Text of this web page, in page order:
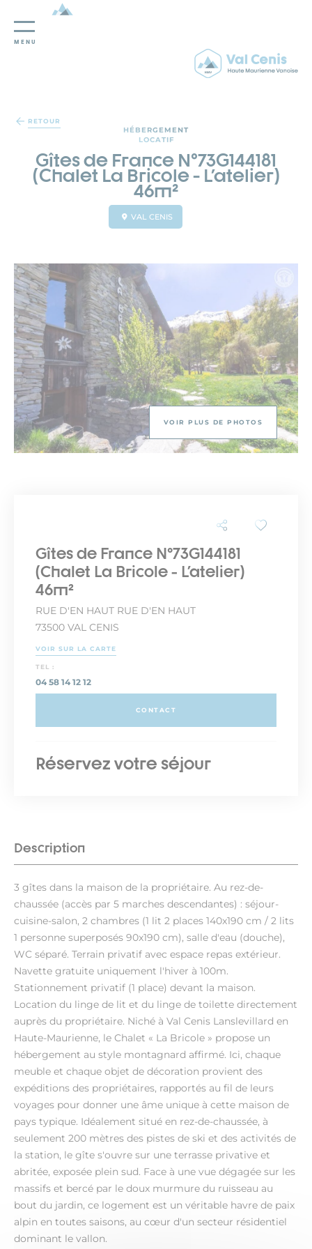
MENU
RETOUR
HÉBERGEMENT
LOCATIF
Gîtes de France N°73G144181
(Chalet La Bricole - L'atelier)
46m²
VAL CENIS
VOIR PLUS DE PHOTOS
Description
3 gîtes dans la maison de la propriétaire. Au rez-de-
chaussée (accès par 5 marches descendantes) : séjour-
cuisine-salon, 2 chambres (1 lit 2 places 140x190 cm / 2 lits
1 personne superposés 90x190 cm), salle d'eau (douche),
WC séparé. Terrain privatif avec espace repas extérieur.
Navette gratuite uniquement l'hiver à 100m.
Stationnement privatif (1 place) devant la maison.
Location du linge de lit et du linge de toilette directement
auprès du propriétaire. Niché à Val Cenis Lanslevillard en
Haute-Maurienne, le Chalet « La Bricole » propose un
hébergement au style montagnard affirmé. Ici, chaque
meuble et chaque objet de décoration provient des
expéditions des propriétaires, rapportés au fil de leurs
voyages pour donner une âme unique à cette maison de
pays typique. Idéalement situé en rez-de-chaussée, à
seulement 200 mètres des pistes de ski et des activités de
la station, le gîte s'ouvre sur une terrasse privative et
abritée, exposée plein sud. Face à une vue dégagée sur les
massifs et bercé par le doux murmure du ruisseau au
bout du jardin, ce logement est un véritable havre de paix
alpin en toutes saisons, au cœur d'un secteur résidentiel
dominant le vallon.
Gîtes de France N°73G144181
(Chalet La Bricole - L'atelier)
46m²
RUE D'EN HAUT RUE D'EN HAUT
73500 VAL CENIS
VOIR SUR LA CARTE
TEL :
04 58 14 12 12
CONTACT
Réservez votre séjour